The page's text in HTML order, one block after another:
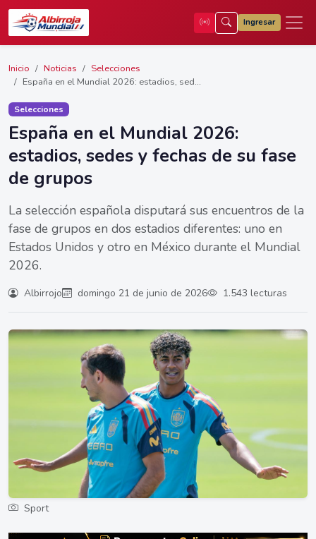
Ingresar
Inicio Noticias
Selecciones
España en el Mundial 2026: estadios, sed...
Selecciones
España en el Mundial 2026:
estadios, sedes y fechas de su fase
de grupos
La selección española disputará sus encuentros de la
fase de grupos en dos estadios diferentes: uno en
Estados Unidos y otro en México durante el Mundial
2026.
Albirrojo domingo 21 de junio de 2026 1.543 lecturas
Sport